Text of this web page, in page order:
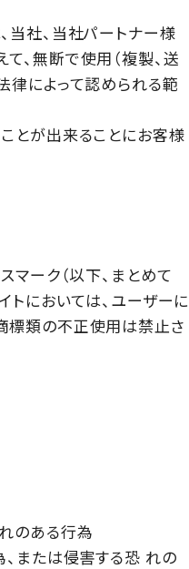
社、当社パートナー様
、無断で使用（複製、送
律によって認められる範
とが出来ることにお客様
マーク（以下、まとめて
トにおいては、ユーザーに
標類の不正使用は禁止さ
のある行為
、または侵害する恐 れの